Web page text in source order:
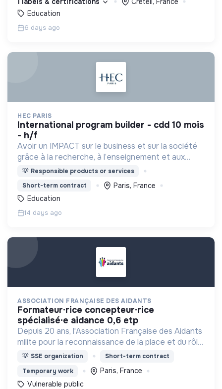
Education
6 days ago
HEC PARIS
international program builder - cdd 10 mois
- h/f
Avoir un IMPACT sur le business et sur la société
grâce à la recherche, à l’enseignement et aux
actions que nous menons, et ainsi contribuer à un
💡 Responsible products or services
Short-term contract
Paris, France
Education
14 days ago
ASSOCIATION FRANÇAISE DES AIDANTS
formateur·rice concepteur·rice
spécialisé·e aidance 0,6 etp
Depuis 20 ans, l'Association Française des Aidants
milite pour la reconnaissance de la place et du rôle
des proches aidants dans la société.
💡 SSE organization
Short-term contract
Temporary work
Paris, France
Vulnerable public